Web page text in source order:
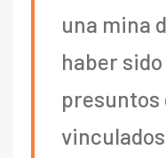
una mina
haber